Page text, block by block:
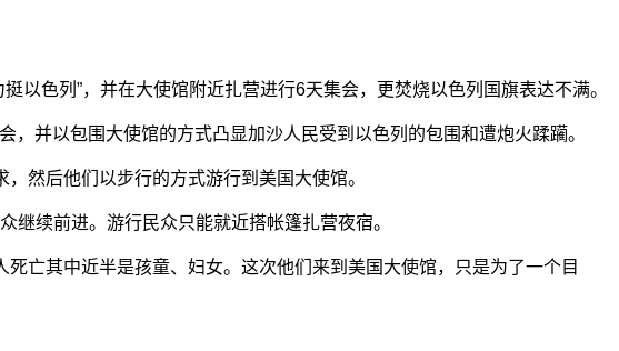
以色列”，并在大使馆附近扎营进行6天集会，更焚烧以色列国旗表达不满。
并以包围大使馆的方式凸显加沙人民受到以色列的包围和遭炮火蹂躏。
然后他们以步行的方式游行到美国大使馆。
续前进。游行民众只能就近搭帐篷扎营夜宿。
亡其中近半是孩童、妇女。这次他们来到美国大使馆，只是为了一个目